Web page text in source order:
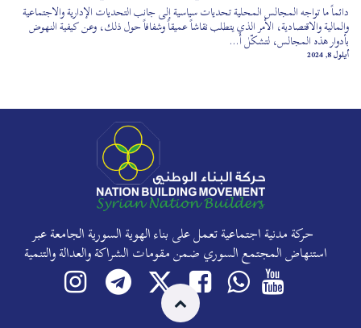
دائماً ما تواجه المجالس المحلية تحديات سياسية إلى جانب التحديات الإدارية والاجتماعية
والمالية والاقتصادية، الأمر الذي يتطلب نقاشاً عميقاً وشفافاً حول ذلك، وعن كيفية النهوض
بأدوار هذه المجالس، لتشكّل أ...
أيلول 8, 2024
حركة مدنية اجتماعية تعمل على بناء الهوية السورية الجامعة عبر
استنهاض المجتمع السوري ضمن مقومات الشراكة والعدالة والتنمية